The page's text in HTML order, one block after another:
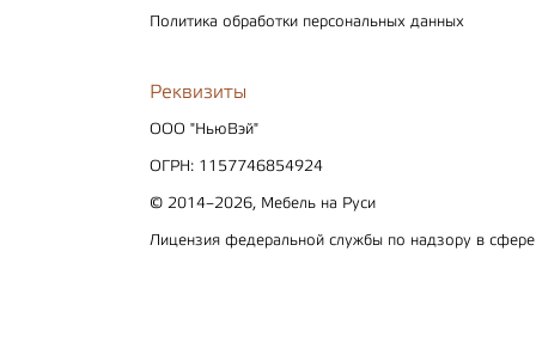
Политика обработки персональных данных
Реквизиты
ООО "НьюВэй"
ОГРН: 1157746854924
© 2014–2026, Мебель на Руси
Лицензия федеральной службы по надзору в